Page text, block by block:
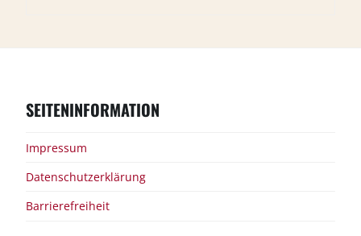
SEITENINFORMATION
Impressum
Datenschutzerklärung
Barrierefreiheit